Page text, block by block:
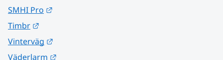
SMHI Pro
Timbr
Vinterväg
Väderlarm